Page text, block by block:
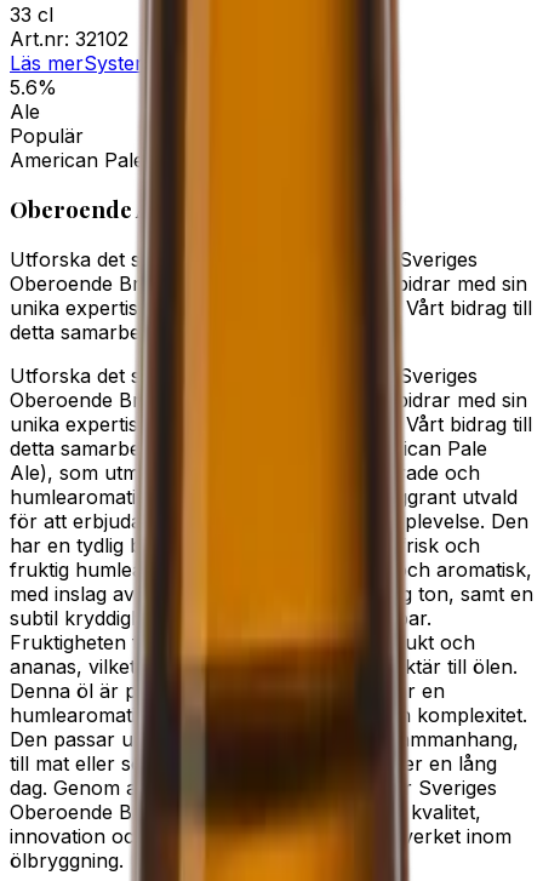
33 cl
Art.nr: 32102
Läs merSystembolaget
5.6%
Ale
Populär
American Pale Ale
Oberoende American Pale Ale
Utforska det spännande samarbetet inom Sveriges
Oberoende Bryggerier, där varje bryggeri bidrar med sin
unika expertis och passion för hantverket. Vårt bidrag till
detta samarbete är en exklusiv…
Utforska det spännande samarbetet inom Sveriges
Oberoende Bryggerier, där varje bryggeri bidrar med sin
unika expertis och passion för hantverket. Vårt bidrag till
detta samarbete är en exklusiv APA (American Pale
Ale), som utmärker sig genom sin balanserade och
humlearomatiska profil. Denna APA är noggrant utvald
för att erbjuda en rik och komplex smakupplevelse. Den
har en tydlig beska som balanseras av en frisk och
fruktig humlearom. Smakprofilen är fyllig och aromatisk,
med inslag av krusbär som ger en lätt syrlig ton, samt en
subtil kryddighet från rosmarin och vitpeppar.
Fruktigheten förstärks av inslag av grapefrukt och
ananas, vilket ger en tropisk och frisk karaktär till ölen.
Denna öl är perfekt för den som uppskattar en
humlearomatisk smak med tydlig beska och komplexitet.
Den passar utmärkt att avnjutas i sociala sammanhang,
till mat eller som en uppfriskande dryck efter en lång
dag. Genom att delta i detta samarbete visar Sveriges
Oberoende Bryggerier sitt engagemang för kvalitet,
innovation och att främja det svenska hantverket inom
ölbryggning.